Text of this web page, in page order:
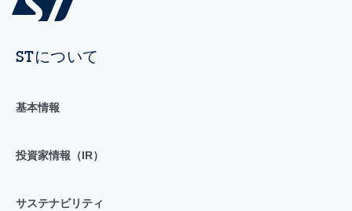
STについて
基本情報
投資家情報（IR）
サステナビリティ